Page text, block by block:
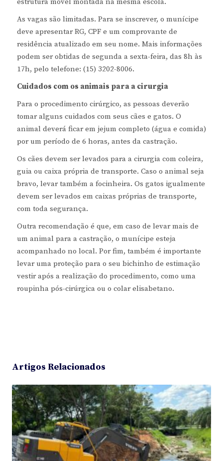
As vagas são limitadas. Para se inscrever, o munícipe
deve apresentar RG, CPF e um comprovante de
residência atualizado em seu nome. Mais informações
podem ser obtidas de segunda a sexta-feira, das 8h às
17h, pelo telefone: (15) 3202-8006.
Cuidados com os animais para a cirurgia
Para o procedimento cirúrgico, as pessoas deverão
tomar alguns cuidados com seus cães e gatos. O
animal deverá ficar em jejum completo (água e comida)
por um período de 6 horas, antes da castração.
Os cães devem ser levados para a cirurgia com coleira,
guia ou caixa própria de transporte. Caso o animal seja
bravo, levar também a focinheira. Os gatos igualmente
devem ser levados em caixas próprias de transporte,
com toda segurança.
Outra recomendação é que, em caso de levar mais de
um animal para a castração, o munícipe esteja
acompanhado no local. Por fim, também é importante
levar uma proteção para o seu bichinho de estimação
vestir após a realização do procedimento, como uma
roupinha pós-cirúrgica ou o colar elisabetano.
Artigos Relacionados